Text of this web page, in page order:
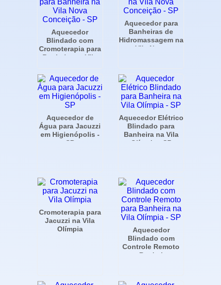
Aquecedor
Blindado com
Cromoterapia para
Banheira na Vila
Aquecedor para
Banheiras de
Hidromassagem na
Vila Nova
Aquecedor de
Água para Jacuzzi
em Higienópolis -
SP
Aquecedor Elétrico
Blindado para
Banheira na Vila
Olímpia - SP
Cromoterapia para
Jacuzzi na Vila
Olímpia
Aquecedor
Blindado com
Controle Remoto
para Banheira na